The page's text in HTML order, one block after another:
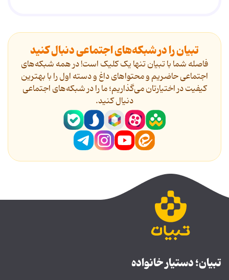
تبیان را در شبکه‌های اجتماعی دنبال کنید
فاصله شما با تبیان تنها یک کلیک است! در همه شبکه‌های
اجتماعی حاضریم و محتواهای داغ و دسته اول را با بهترین
کیفیت در اختیارتان می‌گذاریم؛ ما را در شبکه‌های اجتماعی
دنیال کنید.
تبیان؛ دستیار خانواده